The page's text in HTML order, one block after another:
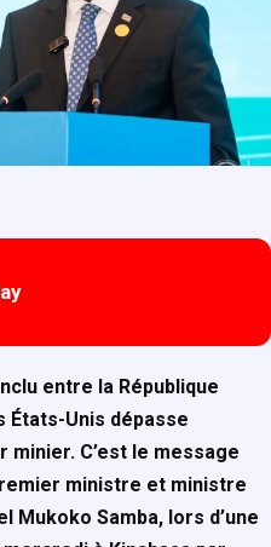
entre la République
États-Unis dépasse
C’est le message
ministre et ministre
Mukoko Samba, lors d’une